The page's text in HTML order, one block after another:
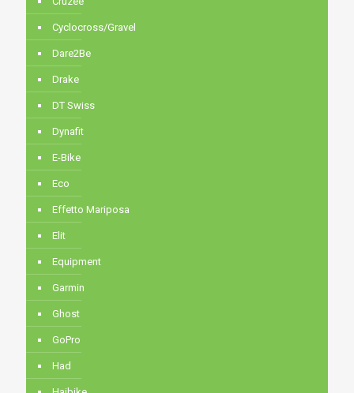
Cyclocross/Gravel
Dare2Be
Drake
DT Swiss
Dynafit
E-Bike
Eco
Effetto Mariposa
Elit
Equipment
Garmin
Ghost
GoPro
Had